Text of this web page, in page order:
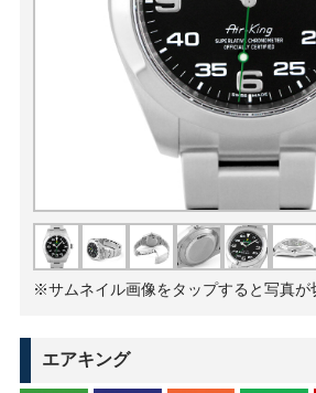
※サムネイル画像をタップすると写真が
エアキング